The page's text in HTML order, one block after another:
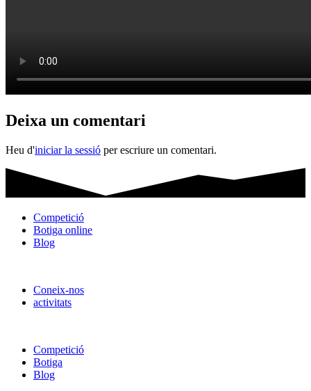
Deixa un comentari
Heu d'iniciar la sessió per escriure un comentari.
Competició
Botiga online
Blog
Coneix-nos
activitats
Competició
Botiga
Blog